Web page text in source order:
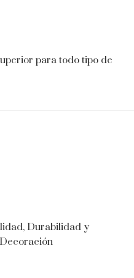
para todo tipo de
Durabilidad y